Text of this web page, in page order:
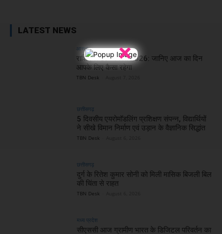
×
LATEST NEWS
आस्था
राशिफल 07 अगस्त 2026: जानिए आज का दिन
आपके लिए कैसा रहेगा
TBN Desk
छत्तीसगढ़
5 दिवसीय एयरोमॉडलिंग प्रशिक्षण संपन्न, विद्यार्थियों
ने सीखे विमान निर्माण एवं उड़ान के वैज्ञानिक सिद्धांत
TBN Desk
छत्तीसगढ़
दुर्ग के रितेश कुमार सोनी को मिली मासिक बिजली बिल
की चिंता से राहत
TBN Desk
मध्य प्रदेश
सीएससी आज ग्रामीण भारत के डिजिटल परिवर्तन का